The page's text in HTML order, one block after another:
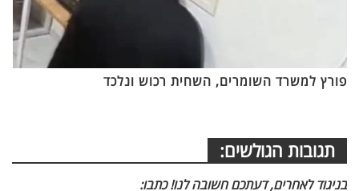
פורץ למשרד השומרים, השחית רכוש ונלכד
תגובות הגולשים:
בניגוד לאחרים, דעתכם חשובה לנו! כתבו: